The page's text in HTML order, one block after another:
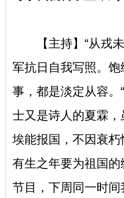
【主持】“从戎未
军抗日自我写照。
事，都是淡定从容。
士又是诗人的夏霖
埃能报国，不因衰
有生之年要为祖国
节目，下周同一时